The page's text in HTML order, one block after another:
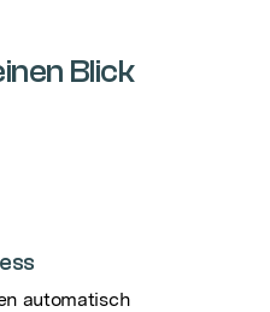
Blick
automatisch